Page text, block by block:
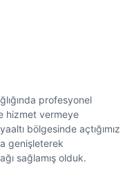
profesyonel
hizmet vermeye
bölgesinde açtığımız
genişleterek
sağlamış olduk.